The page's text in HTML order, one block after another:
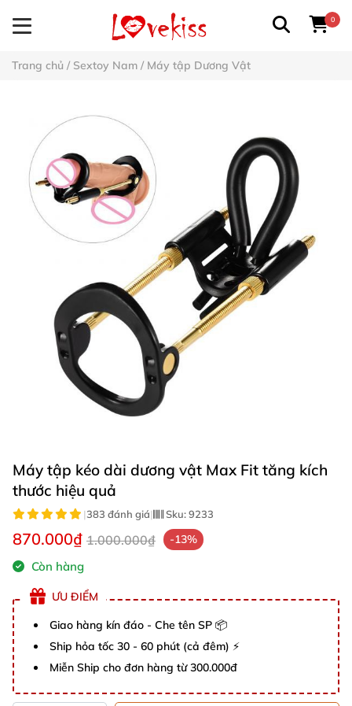
0
Trang chủ / Sextoy Nam / Máy tập Dương Vật
Máy tập kéo dài dương vật Max Fit tăng kích
thước hiệu quả
|383 đánh giá| Sku:9233
870.000₫ 1.000.000₫ -13%
Còn hàng
ƯU ĐIỂM
Giao hàng kín đáo - Che tên SP 📦
Ship hỏa tốc 30 - 60 phút (cả đêm) ⚡
Miễn Ship cho đơn hàng từ 300.000đ